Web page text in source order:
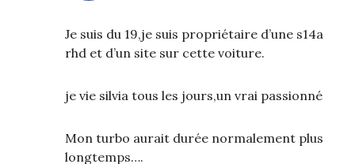
Je suis du 19,je suis propriétaire d’une s14a
rhd et d’un site sur cette voiture.
je vie silvia tous les jours,un vrai passionné
Mon turbo aurait durée normalement plus
longtemps….